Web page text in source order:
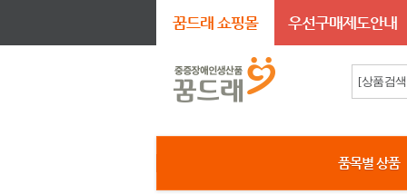
꿈드래 쇼핑몰 우선구매제도안내
품목별 상품